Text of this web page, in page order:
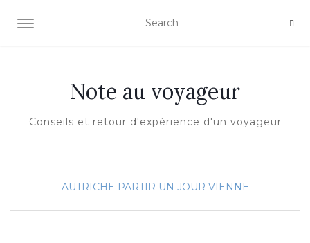
OUVRIR/FERMER LA NAVIGATION
Note au voyageur
Conseils et retour d'expérience d'un voyageur
AUTRICHE PARTIR UN JOUR VIENNE